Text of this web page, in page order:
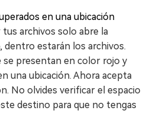
en una ubicación
tus archivos solo abre la
dentro estarán los archivos.
se presentan en color rojo y
una ubicación. Ahora acepta
No olvides verificar el espacio
destino para que no tengas